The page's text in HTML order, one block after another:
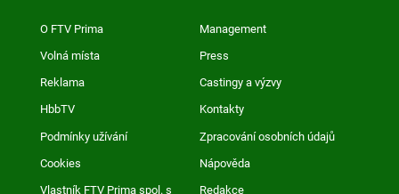
O FTV Prima Management
Volná místa Press
Reklama Castingy a výzvy
HbbTV Kontakty
Podmínky užívání Zpracování osobních údajů
Cookies Nápověda
Vlastník FTV Prima spol. s
Redakce